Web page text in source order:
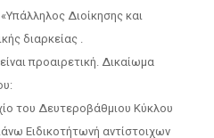
Διοίκησης και
διαρκείας .
προαιρετική. Δικαίωμα
του Δευτεροβάθμιου Κύκλου
Ειδικοτήτωνή αντίστοιχων